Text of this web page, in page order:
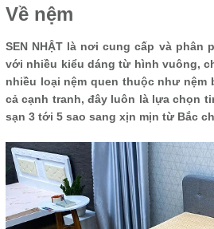
Về nệm
SEN NHẬT là nơi cung cấp và phân
với nhiều kiểu dáng từ hình vuông,
nhiều loại nệm quen thuộc như nệm
cả cạnh tranh, đây luôn là lựa chọn
sạn 3 tới 5 sao sang xịn mịn từ Bắc